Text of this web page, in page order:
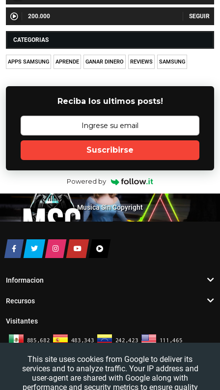
200.000
CATEGORIAS
APPS SAMSUNG APRENDE GANAR DINERO REVIEWS SAMSUNG
Reciba los ultimos posts!
Suscribirse
Powered by
Musica Sin Copyright
Informacion
Recursos
Visitantes
This site uses cookies from Google to deliver its
services and to analyze traffic. Your IP address and
user-agent are shared with Google along with
performance and security metrics to ensure quality